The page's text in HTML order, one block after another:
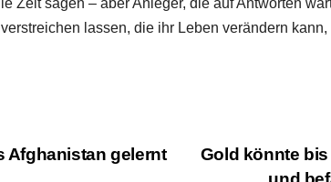
Zeit sagen – aber Anleger, die auf Antworten
lassen, die ihr Leben verändern
Gold könnte bis
Afghanistan gelernt